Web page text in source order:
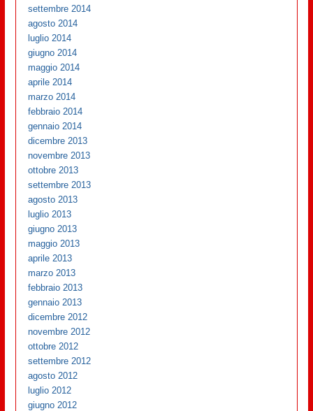
settembre 2014
agosto 2014
luglio 2014
giugno 2014
maggio 2014
aprile 2014
marzo 2014
febbraio 2014
gennaio 2014
dicembre 2013
novembre 2013
ottobre 2013
settembre 2013
agosto 2013
luglio 2013
giugno 2013
maggio 2013
aprile 2013
marzo 2013
febbraio 2013
gennaio 2013
dicembre 2012
novembre 2012
ottobre 2012
settembre 2012
agosto 2012
luglio 2012
giugno 2012